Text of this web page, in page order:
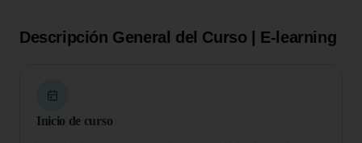
Descripción General del Curso | E-learning
Inicio de curso